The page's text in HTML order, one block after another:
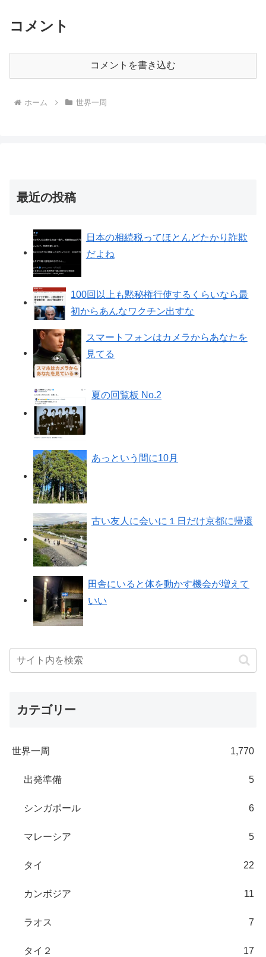
コメント
コメントを書き込む
ホーム 世界一周
最近の投稿
日本の相続税ってほとんどたかり詐欺
だよね
100回以上も黙秘権行使するくらいなら最
初からあんなワクチン出すな
スマートフォンはカメラからあなたを
見てる
夏の回覧板 No.2
あっという間に10月
古い友人に会いに１日だけ京都に帰還
田舎にいると体を動かす機会が増えて
いい
カテゴリー
世界一周 1,770
出発準備 5
シンガポール 6
マレーシア 5
タイ 22
カンボジア 11
ラオス 7
タイ２ 17